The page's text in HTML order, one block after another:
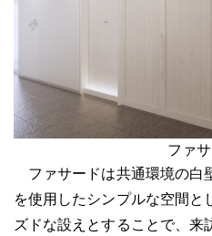
ファ
ファサードは共通環境の白
を使用したシンプルな空間
ズドな設えとすることで、